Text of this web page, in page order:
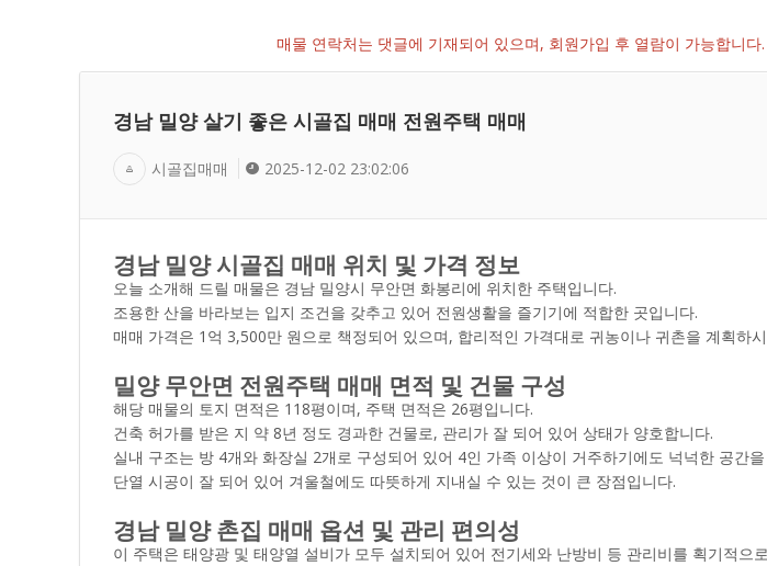
매물 연락처는 댓글에 기재되어 있으며, 회원가입 후 열람이 가능합니
경남 밀양 살기 좋은 시골집 매매 전원주택 매매
시골집매매 2025-12-02 23:02:06
경남 밀양 시골집 매매 위치 및 가격 정보
오늘 소개해 드릴 매물은 경남 밀양시 무안면 화봉리에 위치한 주택입니다.
조용한 산을 바라보는 입지 조건을 갖추고 있어 전원생활을 즐기기에 적합한 곳입니다.
매매 가격은 1억 3,500만 원으로 책정되어 있으며, 합리적인 가격대로 귀농이나 귀촌을 계획하
밀양 무안면 전원주택 매매 면적 및 건물 구성
해당 매물의 토지 면적은 118평이며, 주택 면적은 26평입니다.
건축 허가를 받은 지 약 8년 정도 경과한 건물로, 관리가 잘 되어 있어 상태가 양호합니다.
실내 구조는 방 4개와 화장실 2개로 구성되어 있어 4인 가족 이상이 거주하기에도 넉넉한 공간
단열 시공이 잘 되어 있어 겨울철에도 따뜻하게 지내실 수 있는 것이 큰 장점입니다.
경남 밀양 촌집 매매 옵션 및 관리 편의성
이 주택은 태양광 및 태양열 설비가 모두 설치되어 있어 전기세와 난방비 등 관리비를 획기적으